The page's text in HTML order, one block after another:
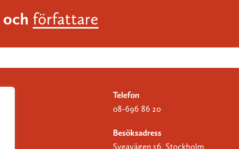
och författare
Telefon
08-696 86 20
Besöksadress
Sveavägen 56, Stockholm